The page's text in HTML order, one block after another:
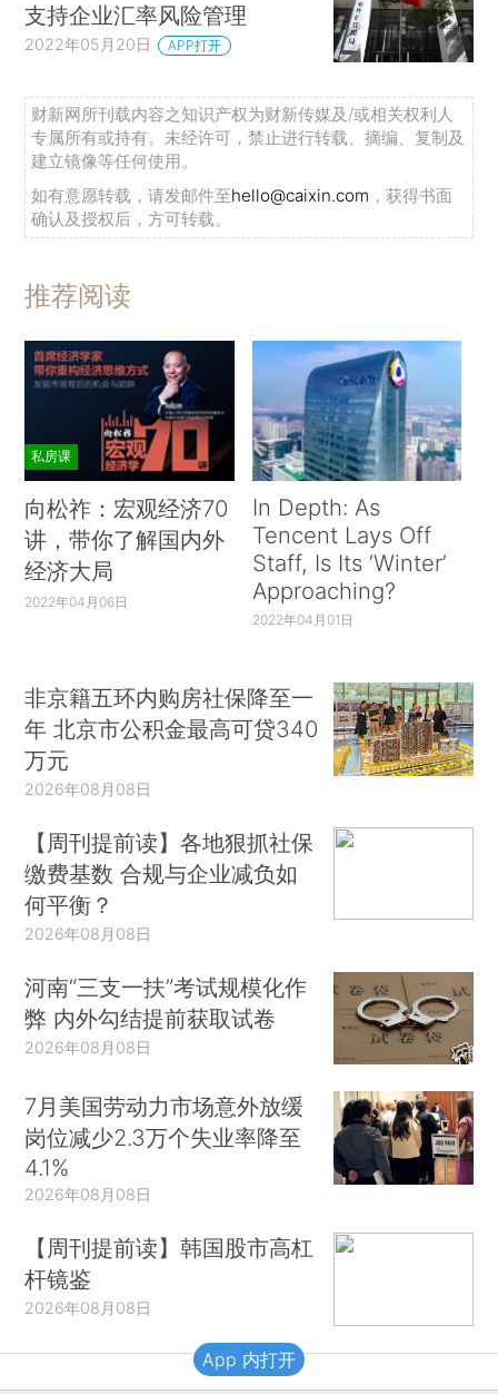
支持企业汇率风险管理
2022年05月20日 APP打开
财新网所刊载内容之知识产权为财新传媒及/或相关权利人
专属所有或持有。未经许可，禁止进行转载、摘编、复制及
建立镜像等任何使用。
如有意愿转载，请发邮件至hello@caixin.com ，获得书面
确认及授权后，方可转载。
推荐阅读
私房课
向松祚：宏观经济70
讲，带你了解国内外
经济大局
2022年04月06日
In Depth: As
Tencent Lays Off
Staff, Is Its ‘Winter’
Approaching?
2022年04月01日
非京籍五环内购房社保降至一
年 北京市公积金最高可贷340
万元
2026年08月08日
【周刊提前读】各地狠抓社保
缴费基数 合规与企业减负如
何平衡？
2026年08月08日
河南“三支一扶”考试规模化作
弊 内外勾结提前获取试卷
2026年08月08日
7月美国劳动力市场意外放缓
岗位减少2.3万个失业率降至
4.1%
2026年08月08日
【周刊提前读】韩国股市高杠
杆镜鉴
2026年08月08日
App 内打开